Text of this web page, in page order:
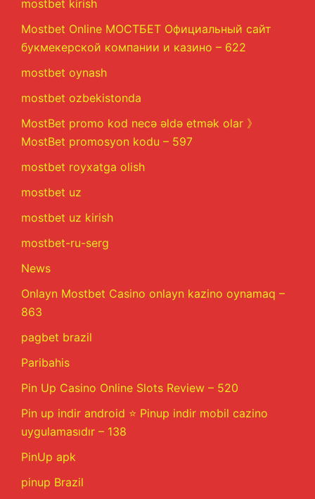
mostbet kirish
Mostbet Online МОСТБЕТ Официальный сайт
букмекерской компании и казино – 622
mostbet oynash
mostbet ozbekistonda
MostBet promo kod necə əldə etmək olar 》
MostBet promosyon kodu – 597
mostbet royxatga olish
mostbet uz
mostbet uz kirish
mostbet-ru-serg
News
Onlayn Mostbet Casino onlayn kazino oynamaq –
863
pagbet brazil
Paribahis
Pin Up Casino Online Slots Review – 520
Pin up indir android ⭐️ Pinup indir mobil cazino
uygulamasıdır – 138
PinUp apk
pinup Brazil